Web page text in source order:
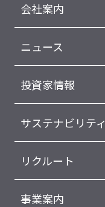
会社案内
ニュース
投資家情報
サステナビリティ
リクルート
事業案内